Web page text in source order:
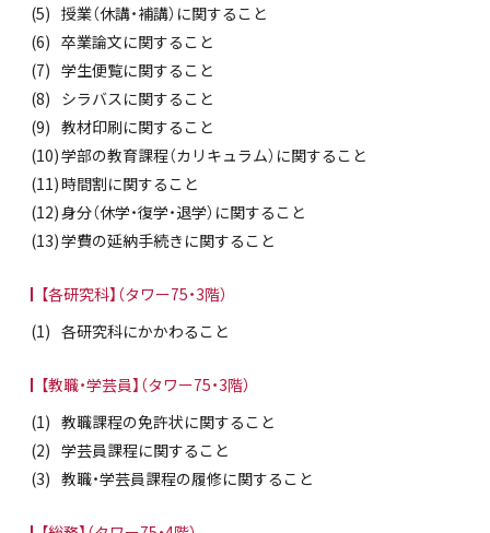
授業（休講・補講）に関すること
卒業論文に関すること
学生便覧に関すること
シラバスに関すること
教材印刷に関すること
学部の教育課程（カリキュラム）に関すること
時間割に関すること
身分（休学・復学・退学）に関すること
学費の延納手続きに関すること
【各研究科】（タワー75・3階）
各研究科にかかわること
【教職・学芸員】（タワー75・3階）
教職課程の免許状に関すること
学芸員課程に関すること
教職・学芸員課程の履修に関すること